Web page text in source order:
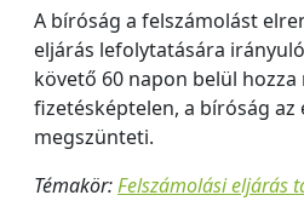
A bíróság a felszámolást
eljárás lefolytatására
követő 60 napon belül hozza
fizetésképtelen, a bíróság
megszünteti.
Témakör:Felszámolási eljárás